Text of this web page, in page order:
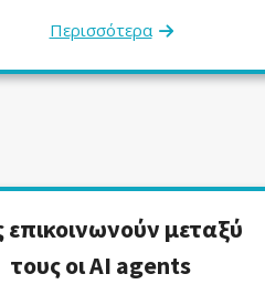
Περισσότερα
μεταξύ
τους οι AI agents